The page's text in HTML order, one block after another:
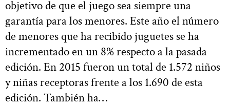
objetivo de que el juego sea siempre una
garantía para los menores. Este año el número
de menores que ha recibido juguetes se ha
incrementado en un 8% respecto a la pasada
edición. En 2015 fueron un total de 1.572 niños
y niñas receptoras frente a los 1.690 de esta
edición. También ha…